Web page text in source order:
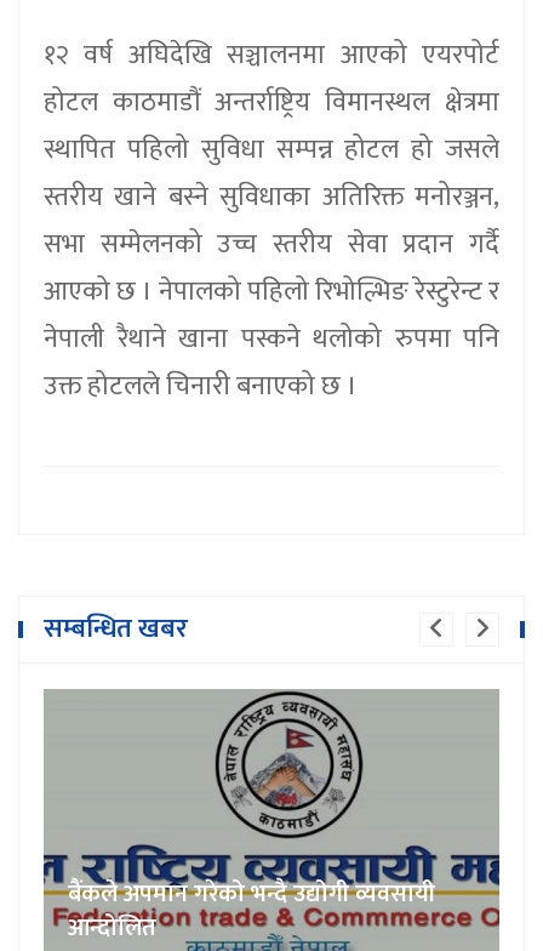
१२ वर्ष अघिदेखि सञ्चालनमा आएको एयरपोर्ट
होटल काठमाडौं अन्तर्राष्ट्रिय विमानस्थल क्षेत्रमा
स्थापित पहिलो सुविधा सम्पन्न होटल हो जसले
स्तरीय खाने बस्ने सुविधाका अतिरिक्त मनोरञ्जन,
सभा सम्मेलनको उच्च स्तरीय सेवा प्रदान गर्दै
आएको छ । नेपालको पहिलो रिभोल्भिङ रेस्टुरेन्ट र
नेपाली रैथाने खाना पस्कने थलोको रुपमा पनि
उक्त होटलले चिनारी बनाएको छ ।
सम्बन्धित खबर
बैंकले अपमान गरेको भन्दै उद्योगी व्यवसायी
आन्दोलित